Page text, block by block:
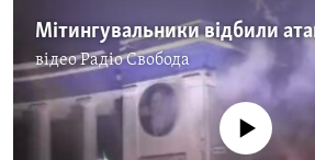
відеоРадіо Свобода
No media source